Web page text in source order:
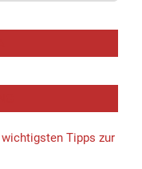
weiterlesen
pocht auf
Tipps zur